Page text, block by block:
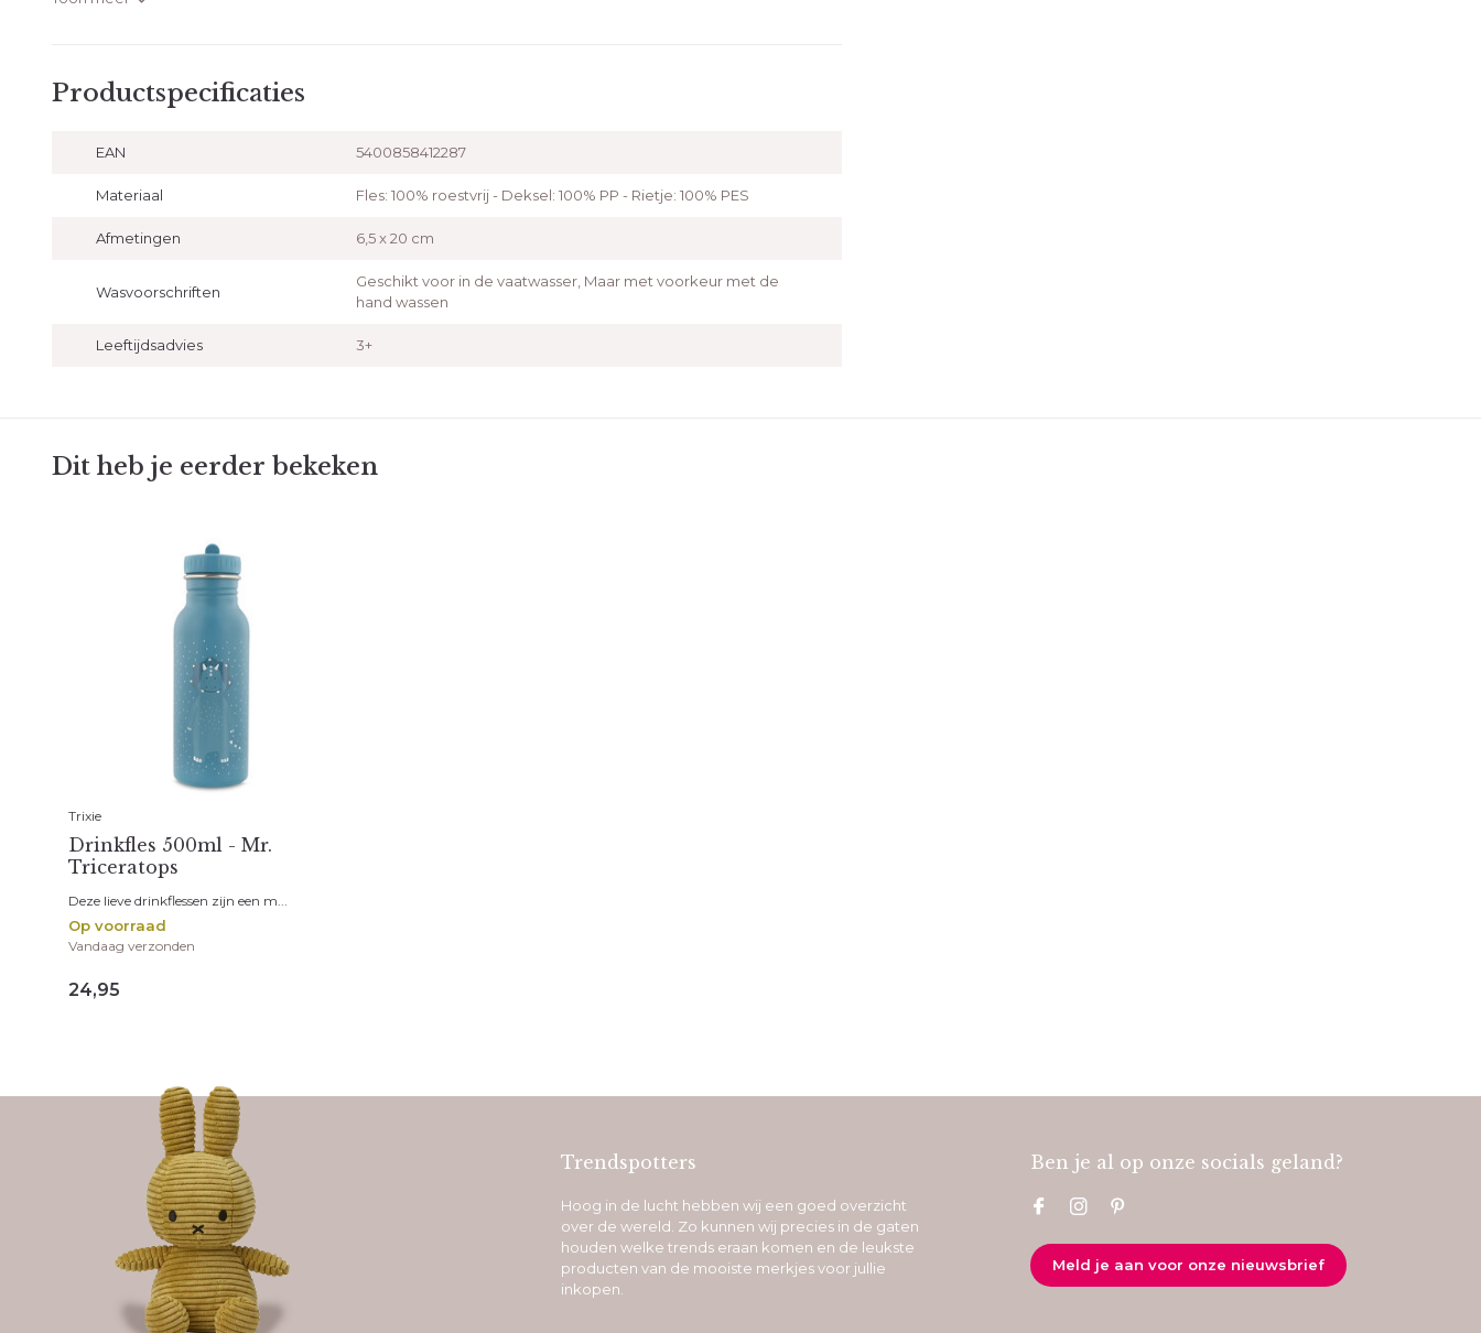
Productspecificaties
EAN 5400858412287
Materiaal Fles: 100% roestvrij - Deksel: 100% PP - Rietje: 100% PES
Afmetingen 6,5 x 20 cm
Wasvoorschriften
Geschikt voor in de vaatwasser, Maar met voorkeur met de
hand wassen
Leeftijdsadvies 3+
Dit heb je eerder bekeken
Trixie
Drinkfles 500ml - Mr.
Triceratops
Deze lieve drinkflessen zijn een m...
Op voorraad
Vandaag verzonden
24,95
Trendspotters
Hoog in de lucht hebben wij een goed overzicht
over de wereld. Zo kunnen wij precies in de gaten
houden welke trends eraan komen en de leukste
producten van de mooiste merkjes voor jullie
inkopen.
Ben je al op onze socials geland?
Meld je aan voor onze nieuwsbrief